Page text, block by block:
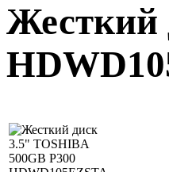
Жесткий